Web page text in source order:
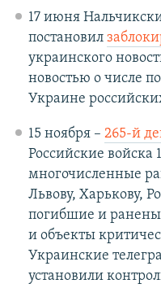
17 июня
постановил
украинского
новостью о числе
Украине
15 ноября – 265-й
Российские войска
многочисленные
Львову, Харькову,
погибшие и
и объекты
Украинские
установили